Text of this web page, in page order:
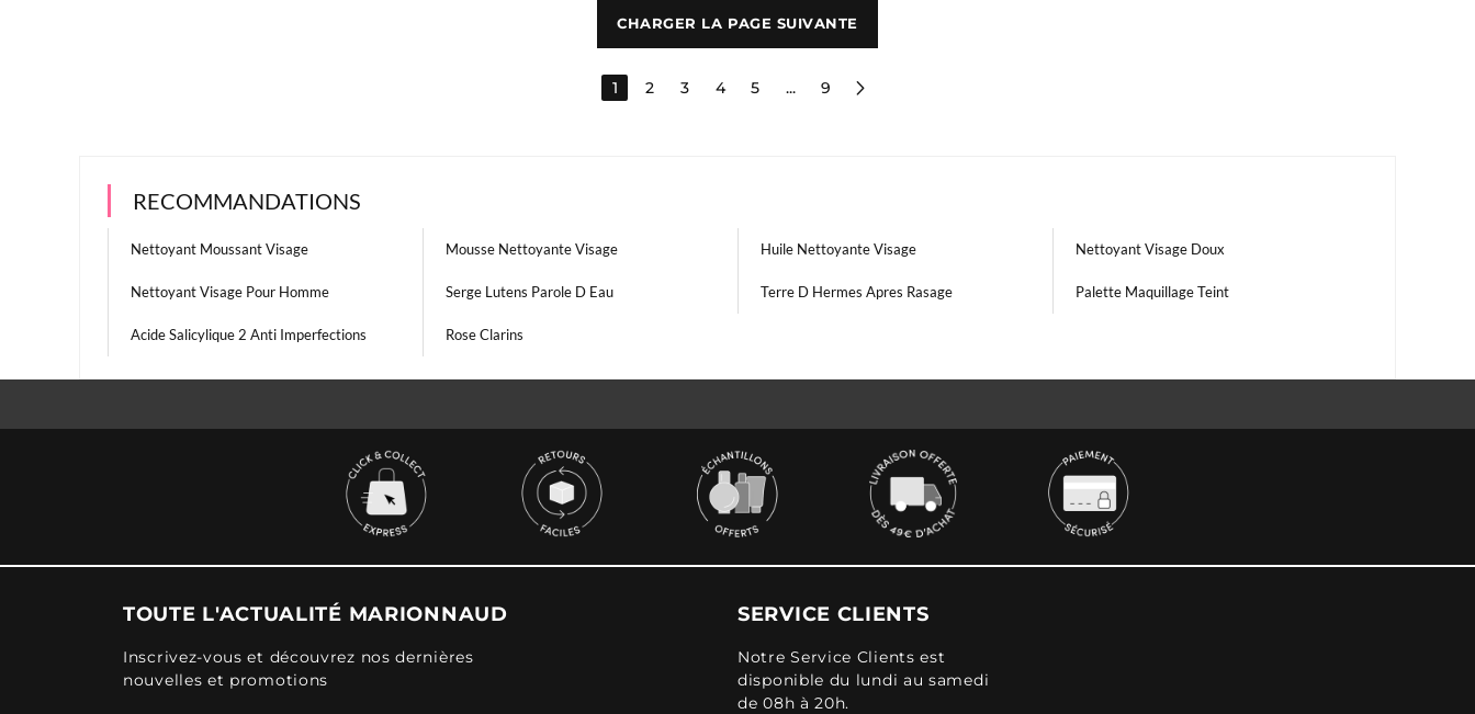
CHARGER LA PAGE SUIVANTE
1 2 3 4 5 ... 9
RECOMMANDATIONS
Nettoyant Moussant Visage Mousse Nettoyante Visage Huile Nettoyante Visage Nettoyant Visage Doux
Nettoyant Visage Pour Homme Serge Lutens Parole D Eau Terre D Hermes Apres Rasage Palette Maquillage Teint
Acide Salicylique 2 Anti Imperfections Rose Clarins
TOUTE L'ACTUALITÉ MARIONNAUD
Inscrivez-vous et découvrez nos dernières
nouvelles et promotions
SERVICE CLIENTS
Notre Service Clients est
disponible du lundi au samedi
de 08h à 20h.